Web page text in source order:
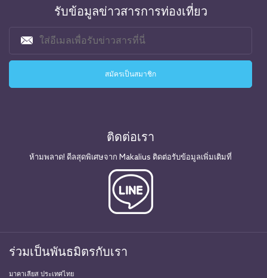
รับข้อมูลข่าวสารการท่องเที่ยว
ติดต่อเรา
ห้ามพลาด! ดีลสุดพิเศษจาก Makalius ติดต่อรับข้อมูลเพิ่มเติมที่
ร่วมเป็นพันธมิตรกับเรา
มาคาเลียส ประเทศไทย